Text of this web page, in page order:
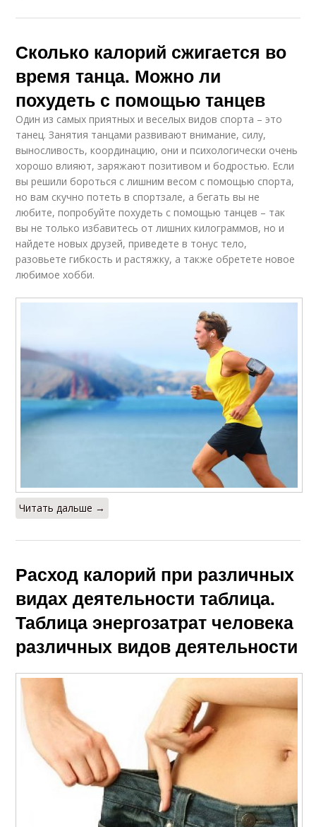
Сколько калорий сжигается во
время танца. Можно ли
похудеть с помощью танцев
Один из самых приятных и веселых видов спорта – это
танец. Занятия танцами развивают внимание, силу,
выносливость, координацию, они и психологически очень
хорошо влияют, заряжают позитивом и бодростью. Если
вы решили бороться с лишним весом с помощью спорта,
но вам скучно потеть в спортзале, а бегать вы не
любите, попробуйте похудеть с помощью танцев – так
вы не только избавитесь от лишних килограммов, но и
найдете новых друзей, приведете в тонус тело,
разовьете гибкость и растяжку, а также обретете новое
любимое хобби.
Читать дальше →
Расход калорий при различных
видах деятельности таблица.
Таблица энергозатрат человека
различных видов деятельности